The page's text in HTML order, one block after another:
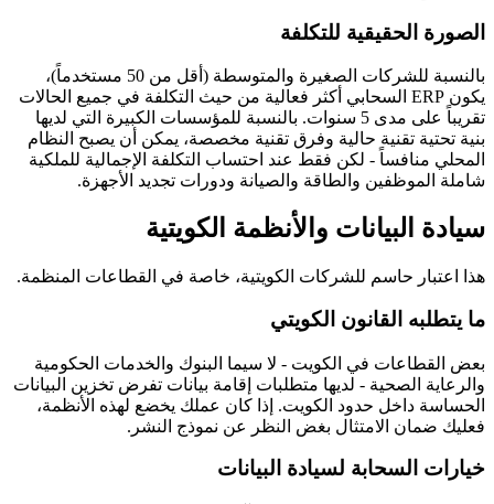
الصورة الحقيقية للتكلفة
بالنسبة للشركات الصغيرة والمتوسطة (أقل من 50 مستخدماً)،
يكون ERP السحابي أكثر فعالية من حيث التكلفة في جميع الحالات
تقريباً على مدى 5 سنوات. بالنسبة للمؤسسات الكبيرة التي لديها
بنية تحتية تقنية حالية وفرق تقنية مخصصة، يمكن أن يصبح النظام
المحلي منافساً - لكن فقط عند احتساب التكلفة الإجمالية للملكية
شاملة الموظفين والطاقة والصيانة ودورات تجديد الأجهزة.
سيادة البيانات والأنظمة الكويتية
هذا اعتبار حاسم للشركات الكويتية، خاصة في القطاعات المنظمة.
ما يتطلبه القانون الكويتي
بعض القطاعات في الكويت - لا سيما البنوك والخدمات الحكومية
والرعاية الصحية - لديها متطلبات إقامة بيانات تفرض تخزين البيانات
الحساسة داخل حدود الكويت. إذا كان عملك يخضع لهذه الأنظمة،
فعليك ضمان الامتثال بغض النظر عن نموذج النشر.
خيارات السحابة لسيادة البيانات